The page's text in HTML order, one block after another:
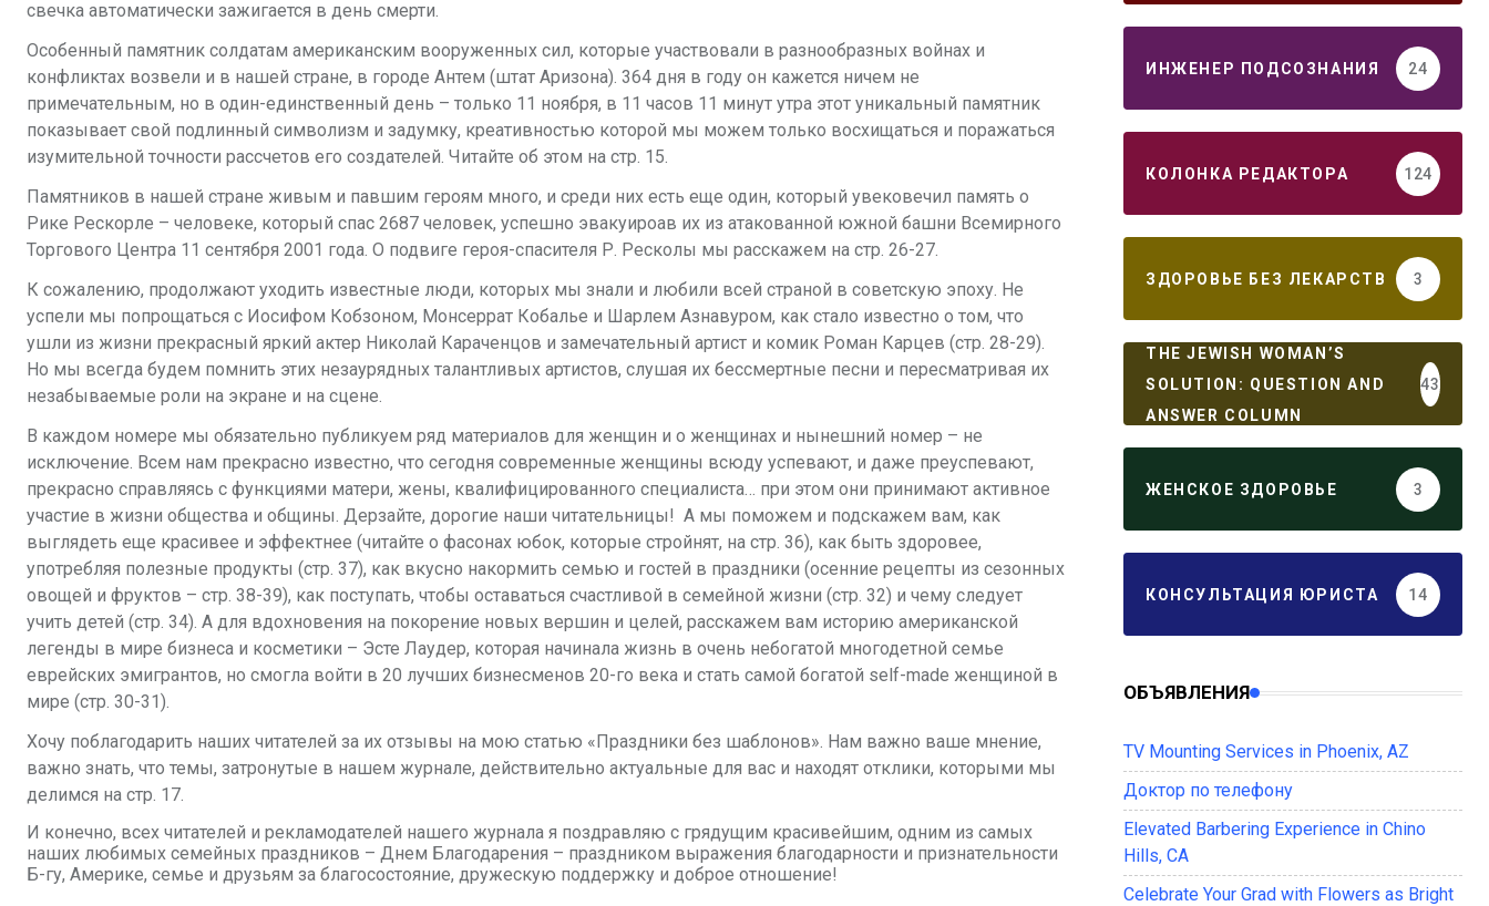
свечка автоматически зажигается в день смерти.
Особенный памятник солдатам американским вооруженных сил, которые участвовали в разнообразных войнах и
конфликтах возвели и в нашей стране, в городе Антем (штат Аризона). 364 дня в году он кажется ничем не
примечательным, но в один-единственный день – только 11 ноября, в 11 часов 11 минут утра этот уникальный памятник
показывает свой подлинный символизм и задумку, креативностью которой мы можем только восхищаться и поражаться
изумительной точности рассчетов его создателей. Читайте об этом на стр. 15.
Памятников в нашей стране живым и павшим героям много, и среди них есть еще один, который увековечил память о
Рике Рескорле – человеке, который спас 2687 человек, успешно эвакуироав их из атакованной южной башни Всемирного
Торгового Центра 11 сентября 2001 года. О подвиге героя-спасителя Р. Ресколы мы расскажем на стр. 26-27.
К сожалению, продолжают уходить известные люди, которых мы знали и любили всей страной в советскую эпоху. Не
успели мы попрощаться с Иосифом Кобзоном, Монсеррат Кобалье и Шарлем Азнавуром, как стало известно о том, что
ушли из жизни прекрасный яркий актер Николай Караченцов и замечательный артист и комик Роман Карцев (стр. 28-29).
Но мы всегда будем помнить этих незаурядных талантливых артистов, слушая их бессмертные песни и пересматривая их
незабываемые роли на экране и на сцене.
В каждом номере мы обязательно публикуем ряд материалов для женщин и о женщинах и нынешний номер – не
исключение. Всем нам прекрасно известно, что сегодня современные женщины всюду успевают, и даже преуспевают,
прекрасно справляясь с функциями матери, жены, квалифицированного специалиста… при этом они принимают активное
участие в жизни общества и общины. Дерзайте, дорогие наши читательницы! А мы поможем и подскажем вам, как
выглядеть еще красивее и эффектнее (читайте о фасонах юбок, которые стройнят, на стр. 36), как быть здоровее,
употребляя полезные продукты (стр. 37), как вкусно накормить семью и гостей в праздники (осенние рецепты из сезонных
овощей и фруктов – стр. 38-39), как поступать, чтобы оставаться счастливой в семейной жизни (стр. 32) и чему следует
учить детей (стр. 34). А для вдохновения на покорение новых вершин и целей, расскажем вам историю американской
легенды в мире бизнеса и косметики – Эсте Лаудер, которая начинала жизнь в очень небогатой многодетной семье
еврейских эмигрантов, но смогла войти в 20 лучших бизнесменов 20-го века и стать самой богатой self-made женщиной в
мире (стр. 30-31).
Хочу поблагодарить наших читателей за их отзывы на мою статью «Праздники без шаблонов». Нам важно ваше мнение,
важно знать, что темы, затронутые в нашем журнале, действительно актуальные для вас и находят отклики, которыми мы
делимся на стр. 17.
И конечно, всех читателей и рекламодателей нашего журнала я поздравляю с грядущим красивейшим, одним из самыx
нашиx любимыx семейныx праздников – Днем Благодарения – праздником выражения благодарности и признательности
Б-гу, Америке, семье и друзьям за благосостояние, дружескую поддержку и доброе отношение!
ИНЖЕНЕР ПОДСОЗНАНИЯ 24
КОЛОНКА РЕДАКТОРА 124
ЗДОРОВЬЕ БЕЗ ЛЕКАРСТВ 3
THE JEWISH WOMAN’S
SOLUTION: QUESTION AND
ANSWER COLUMN
43
ЖЕНСКОЕ ЗДОРОВЬЕ 3
КОНСУЛЬТАЦИЯ ЮРИСТА 14
ОБЪЯВЛЕНИЯ
TV Mounting Services in Phoenix, AZ
Доктор по телефону
Elevated Barbering Experience in Chino
Hills, CA
Celebrate Your Grad with Flowers as Bright